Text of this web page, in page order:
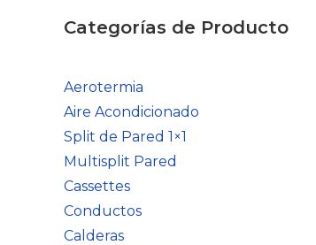
Categorías de Producto
Aerotermia
Aire Acondicionado
Split de Pared 1×1
Multisplit Pared
Cassettes
Conductos
Calderas